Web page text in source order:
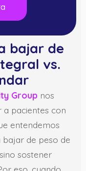
bajar de
vs.
Group nos
a pacientes con
entendemos
bajar de peso de
sostener
eso, cuando